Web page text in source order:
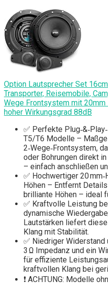
Option Lautsprecher Set
Transporter, Reisemobile,
Wege Frontsystem mit 20mm
hoher Wirkungsgrad 88dB
✅ Perfekte
T5/T6 Modelle –
2‑Wege‑Frontsystem,
oder Bohrungen direkt
– einfach anschließen
✅ Hochwertiger 20
Höhen – Entfernt
brilliante Höhen – ideal
✅ Kraftvolle Leistung
dynamische
Lautstärken liefert
Klang mit Stabilität.
✅ Niedriger Widerstand
3 Ω Impedanz und ein
für effiziente
kraftvollen Klang bei
❗ ACHTUNG: Modelle